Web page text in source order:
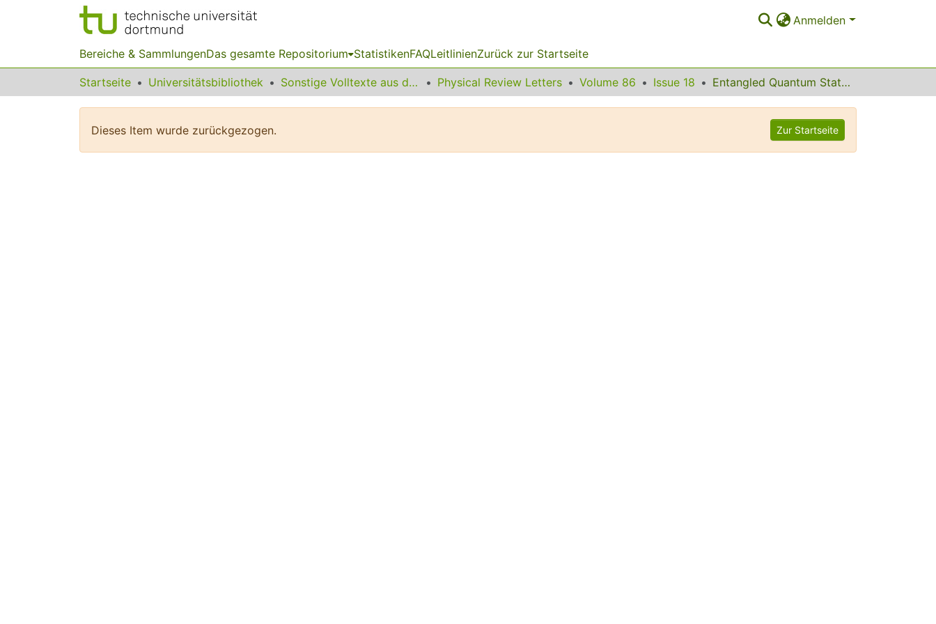
Anmelden
Bereiche & SammlungenDas gesamte Repositorium StatistikenFAQLeitlinienZurück zur Startseite
Startseite Universitätsbibliothek Sonstige Volltexte aus dem Bibliotheksangebot Physical Review Letters Volume 86 Issue 18 Entangled Quantum States as Direction Indicators
Dieses Item wurde zurückgezogen. Zur Startseite